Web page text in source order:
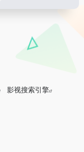
影视搜索引擎